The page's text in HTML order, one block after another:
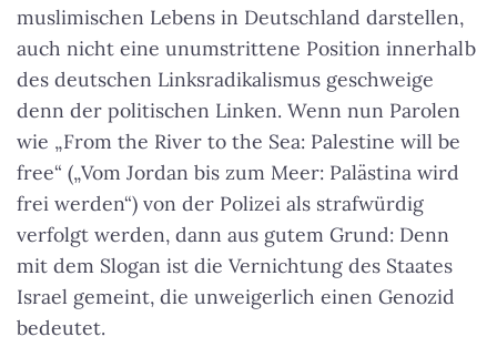
muslimischen Lebens in Deutschland darstellen,
auch nicht eine unumstrittene Position innerhalb
des deutschen Linksradikalismus geschweige
denn der politischen Linken. Wenn nun Parolen
wie „From the River to the Sea: Palestine will be
free“ („Vom Jordan bis zum Meer: Palästina wird
frei werden“) von der Polizei als strafwürdig
verfolgt werden, dann aus gutem Grund: Denn
mit dem Slogan ist die Vernichtung des Staates
Israel gemeint, die unweigerlich einen Genozid
bedeutet.